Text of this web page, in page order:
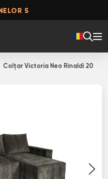
5
Colţar Victoria Neo Rinaldi 20